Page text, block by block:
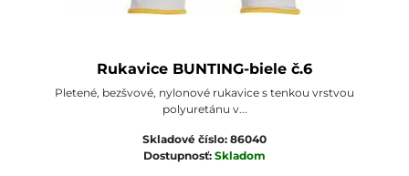
Rukavice BUNTING-biele č.6
Pletené, bezšvové, nylonové rukavice s tenkou vrstvou
polyuretánu v...
Skladové číslo: 86040
Dostupnosť: Skladom